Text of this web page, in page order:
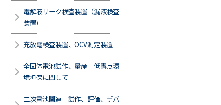
電解液リーク検査装置（漏液検査
装置）
充放電検査装置、OCV測定装置
全固体電池試作、量産 低露点環
境担保に関して
二次電池関連 試作、評価、デバ